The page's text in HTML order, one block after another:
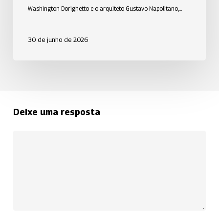
Washington Dorighetto e o arquiteto Gustavo Napolitano,…
30 de junho de 2026
Deixe uma resposta